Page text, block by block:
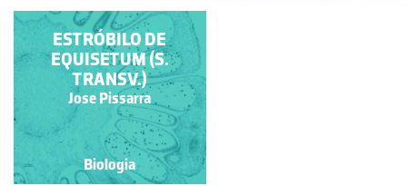
FOLHA DE MIÓPORO
Rubim Manuel Almeida da
Silva
Biologia
ESTRÓBILO DE
EQUISETUM (S.
TRANSV.)
Jose Pissarra
Biologia